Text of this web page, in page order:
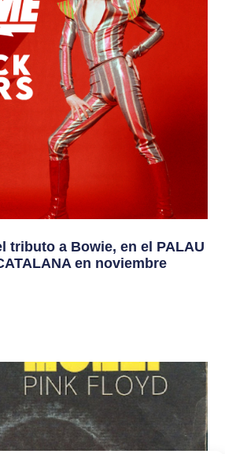
tributo a Bowie, en el PALAU
en noviembre